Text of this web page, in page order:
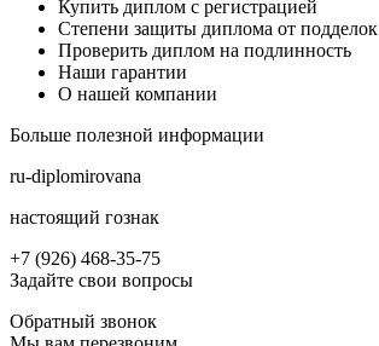
Купить диплом с регистрацией
Степени защиты диплома от подделок
Проверить диплом на подлинность
Наши гарантии
О нашей компании
Больше полезной информации
ru-diplomirovana
настоящий гознак
+7 (926) 468-35-75
Задайте свои вопросы
Обратный звонок